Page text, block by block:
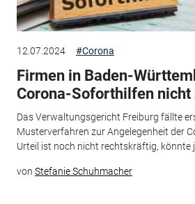
12.07.2024 #Corona
Firmen in Baden-
Corona-Soforthilfen nicht
Das Verwaltungsgericht Freiburg fällte
Musterverfahren zur Angelegenheit der
Urteil ist noch nicht rechtskräftig, könnte
von Stefanie Schuhmacher